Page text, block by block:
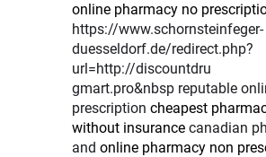
online pharmacy no
https://www.schornsteinfeger-
duesseldorf.de/redirect.php?
url=http://discountdru
gmart.pro&nbsp reputable
prescription cheapest
without insurance canadian
and online pharmacy non